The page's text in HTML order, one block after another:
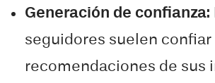
Generación de confianza:
seguidores suelen confiar
recomendaciones de sus